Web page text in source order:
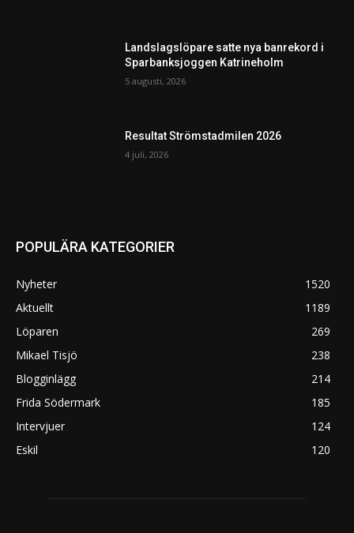
Landslagslöpare satte nya banrekord i
Sparbanksjoggen Katrineholm
5 augusti, 2026
Resultat Strömstadmilen 2026
4 juli, 2026
POPULÄRA KATEGORIER
Nyheter
1520
Aktuellt
1189
Löparen
269
Mikael Tisjö
238
Blogginlägg
214
Frida Södermark
185
Intervjuer
124
Eskil
120